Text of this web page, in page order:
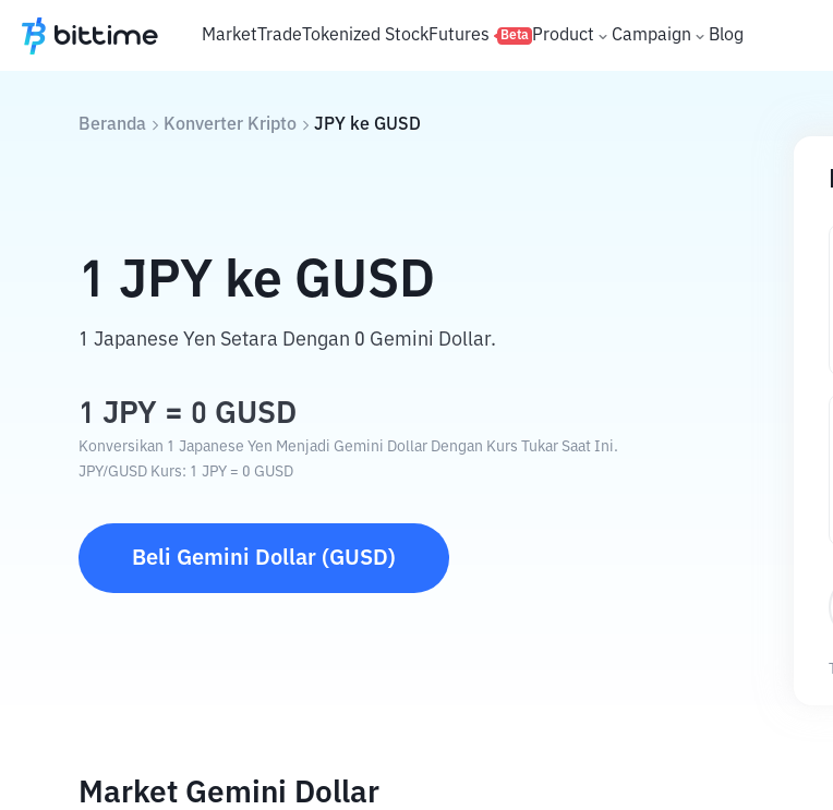
MarketTradeTokenized StockFutures Beta Product Campaign Blog
Beranda Konverter Kripto JPY ke GUSD
1 JPY ke GUSD
1 Japanese Yen Setara Dengan 0 Gemini Dollar.
1 JPY = 0 GUSD
Konversikan 1 Japanese Yen Menjadi Gemini Dollar Dengan Kurs Tukar Saat Ini.
JPY/GUSD Kurs: 1 JPY = 0 GUSD
Beli Gemini Dollar (GUSD)
Market Gemini Dollar